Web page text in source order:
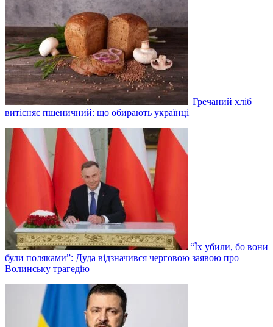
Гречаний хліб
витісняє пшеничний: що обирають українці
“Їх убили, бо вони
були поляками”: Дуда відзначився черговою заявою про
Волинську трагедію